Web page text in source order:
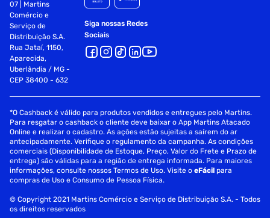
07 | Martins
Comércio e
Serviço de
Distribuição S.A.
Rua Jataí, 1150,
Aparecida,
Uberlândia / MG -
CEP 38400 - 632
Siga nossas Redes
Sociais
*O Cashback é válido para produtos vendidos e entregues pelo Martins.
Para resgatar o cashback o cliente deve baixar o App Martins Atacado
Online e realizar o cadastro. As ações estão sujeitas a saírem do ar
antecipadamente. Verifique o regulamento da campanha. As condições
comerciais (Disponibilidade de Estoque, Preço, Valor do Frete e Prazo de
entrega) são válidas para a região de entrega informada. Para maiores
informações, consulte nossos Termos de Uso. Visite oeFácil para
compras de Uso e Consumo de Pessoa Física.
© Copyright 2021 Martins Comércio e Serviço de Distribuição S.A. - Todos
os direitos reservados